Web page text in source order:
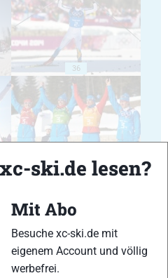
36
38
ski.de lesen?
Mit Abo
Besuche xc-ski.de mit
eigenem Account und völlig
werbefrei.